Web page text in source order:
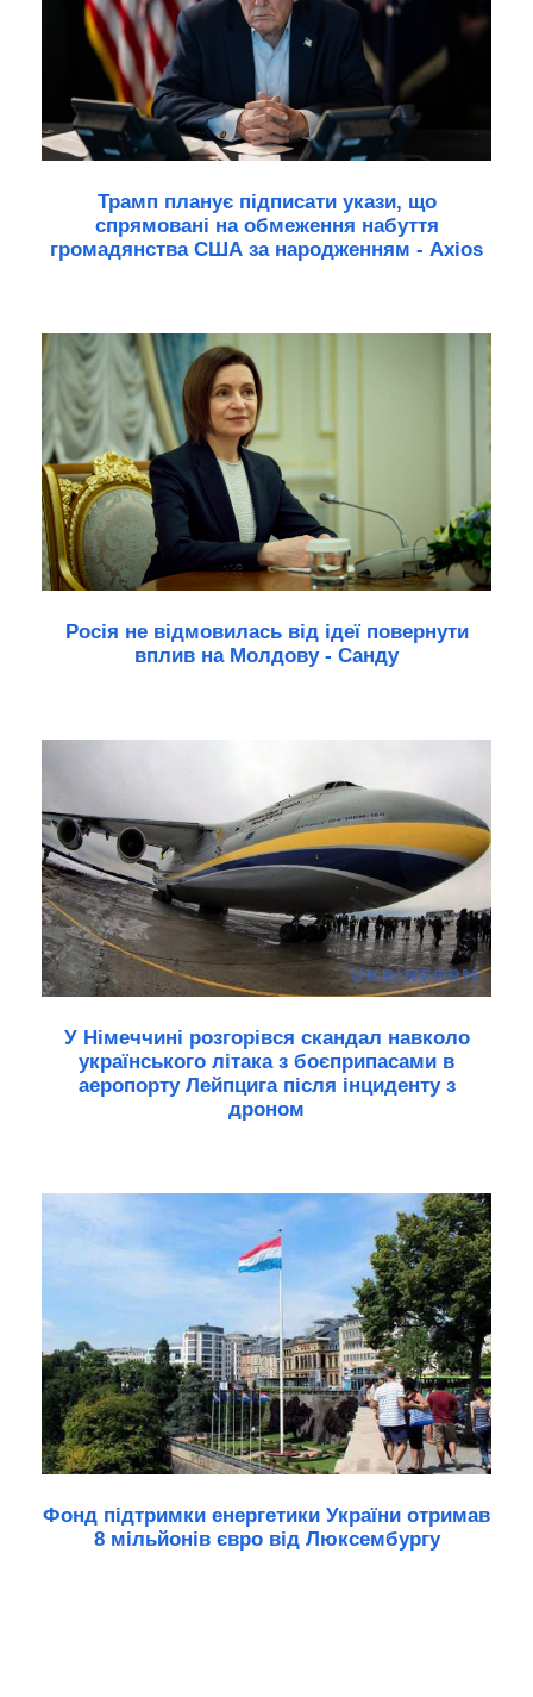
Трамп планує підписати укази, що
спрямовані на обмеження набуття
громадянства США за народженням - Axios
Росія не відмовилась від ідеї повернути
вплив на Молдову - Санду
У Німеччині розгорівся скандал навколо
українського літака з боєприпасами в
аеропорту Лейпцига після інциденту з
дроном
Фонд підтримки енергетики України отримав
8 мільйонів євро від Люксембургу